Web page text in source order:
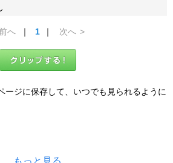
へ ｜ 1 ｜ 次へ >
ジに保存して、いつでも見られるように
もっと見る